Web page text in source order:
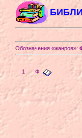
Обозначения «жанров»:
1 Ф